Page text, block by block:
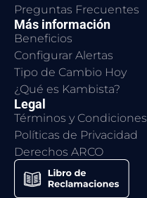
Preguntas Frecuentes
Más información
Beneficios
Configurar Alertas
Tipo de Cambio Hoy
¿Qué es Kambista?
Legal
Términos y Condiciones
Políticas de Privacidad
Derechos ARCO